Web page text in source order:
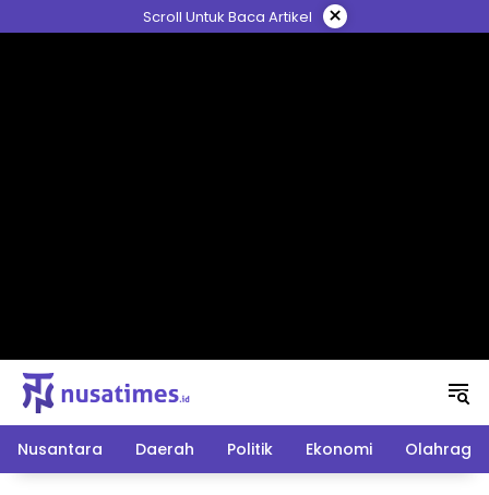
ke
Scroll Untuk Baca Artikel ×
Nusantara Daerah Politik Ekonomi Olahraga